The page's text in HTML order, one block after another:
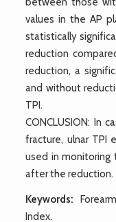
values in the AP
statistically
reduction
reduction, a
and without
TPI.
CONCLUSION: In
fracture, ulnar TPI
used in monitoring
after the reduction.
Keywords:
Index.